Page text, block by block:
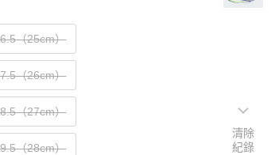
（25cm）
（26cm）
（27cm）
（28cm）
清除
紀錄